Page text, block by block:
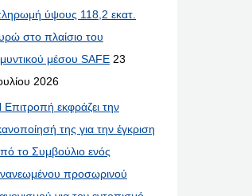
ύψους 118,2 εκατ.
στο πλαίσιο του
μέσου SAFE 23
2026
Επιτροπή εκφράζει την
της για την έγκριση
το Συμβούλιο ενός
προσωρινού